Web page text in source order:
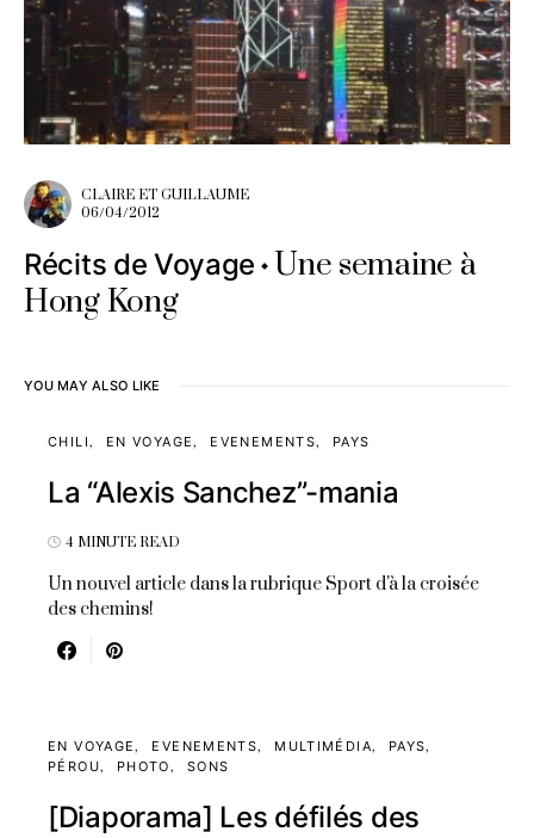
CLAIRE ET GUILLAUME
06/04/2012
Récits de Voyage Une semaine à
Hong Kong
YOU MAY ALSO LIKE
CHILI EN VOYAGE EVENEMENTS PAYS
La “Alexis Sanchez”-mania
4 MINUTE READ
Un nouvel article dans la rubrique Sport d'à la croisée
des chemins!
EN VOYAGE EVENEMENTS MULTIMÉDIA
PAYS
PÉROU
PHOTO SONS
[Diaporama] Les défilés des